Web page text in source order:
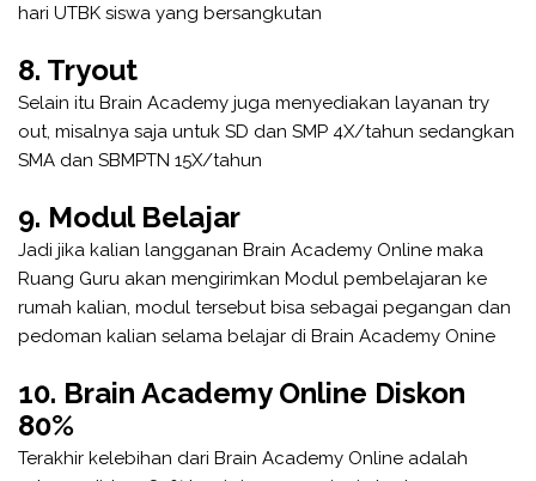
hari UTBK siswa yang bersangkutan
8. Tryout
Selain itu Brain Academy juga menyediakan layanan try
out, misalnya saja untuk SD dan SMP 4X/tahun sedangkan
SMA dan SBMPTN 15X/tahun
9. Modul Belajar
Jadi jika kalian langganan Brain Academy Online maka
Ruang Guru akan mengirimkan Modul pembelajaran ke
rumah kalian, modul tersebut bisa sebagai pegangan dan
pedoman kalian selama belajar di Brain Academy Onine
10. Brain Academy Online Diskon
80%
Terakhir kelebihan dari Brain Academy Online adalah